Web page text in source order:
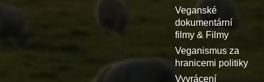
Veganské
dokumentární
filmy & Filmy
Veganismus za
hranicemi politiky
Vyvrácení